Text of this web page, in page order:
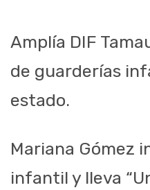
Amplía DIF
de guarderías
estado.
Mariana Gómez
infantil y lleva